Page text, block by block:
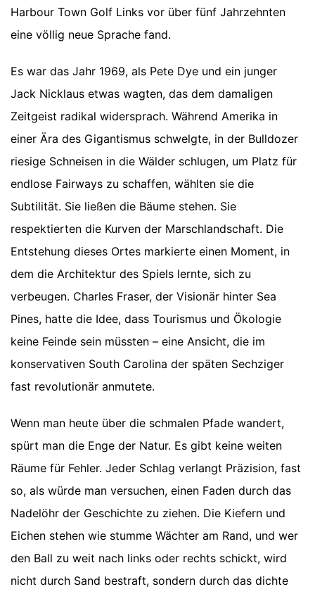
Harbour Town Golf Links vor über fünf Jahrzehnten
eine völlig neue Sprache fand.
Es war das Jahr 1969, als Pete Dye und ein junger
Jack Nicklaus etwas wagten, das dem damaligen
Zeitgeist radikal widersprach. Während Amerika in
einer Ära des Gigantismus schwelgte, in der Bulldozer
riesige Schneisen in die Wälder schlugen, um Platz für
endlose Fairways zu schaffen, wählten sie die
Subtilität. Sie ließen die Bäume stehen. Sie
respektierten die Kurven der Marschlandschaft. Die
Entstehung dieses Ortes markierte einen Moment, in
dem die Architektur des Spiels lernte, sich zu
verbeugen. Charles Fraser, der Visionär hinter Sea
Pines, hatte die Idee, dass Tourismus und Ökologie
keine Feinde sein müssten – eine Ansicht, die im
konservativen South Carolina der späten Sechziger
fast revolutionär anmutete.
Wenn man heute über die schmalen Pfade wandert,
spürt man die Enge der Natur. Es gibt keine weiten
Räume für Fehler. Jeder Schlag verlangt Präzision, fast
so, als würde man versuchen, einen Faden durch das
Nadelöhr der Geschichte zu ziehen. Die Kiefern und
Eichen stehen wie stumme Wächter am Rand, und wer
den Ball zu weit nach links oder rechts schickt, wird
nicht durch Sand bestraft, sondern durch das dichte